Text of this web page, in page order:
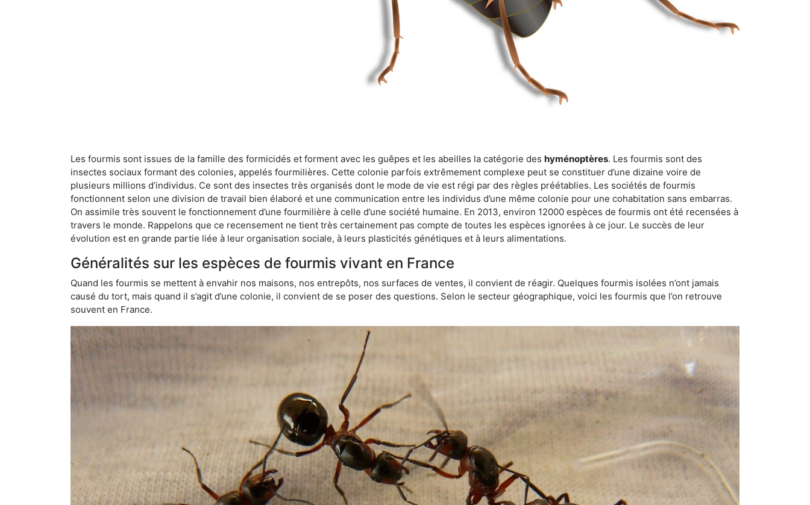
Les fourmis sont issues de la famille des formicidés et forment avec les guêpes et les abeilles la catégorie des hyménoptères. Les fourmis sont des
insectes sociaux formant des colonies, appelés fourmilières. Cette colonie parfois extrêmement complexe peut se constituer d’une dizaine voire de
plusieurs millions d’individus. Ce sont des insectes très organisés dont le mode de vie est régi par des règles préétablies. Les sociétés de fourmis
fonctionnent selon une division de travail bien élaboré et une communication entre les individus d’une même colonie pour une cohabitation sans embarras.
On assimile très souvent le fonctionnement d’une fourmilière à celle d’une société humaine. En 2013, environ 12000 espèces de fourmis ont été recensées à
travers le monde. Rappelons que ce recensement ne tient très certainement pas compte de toutes les espèces ignorées à ce jour. Le succès de leur
évolution est en grande partie liée à leur organisation sociale, à leurs plasticités génétiques et à leurs alimentations.
Généralités sur les espèces de fourmis vivant en France
Quand les fourmis se mettent à envahir nos maisons, nos entrepôts, nos surfaces de ventes, il convient de réagir. Quelques fourmis isolées n’ont jamais
causé du tort, mais quand il s’agit d’une colonie, il convient de se poser des questions. Selon le secteur géographique, voici les fourmis que l’on retrouve
souvent en France.